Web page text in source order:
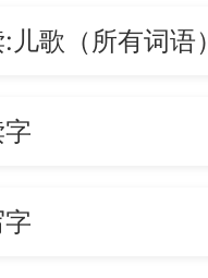
儿歌（所有词语）